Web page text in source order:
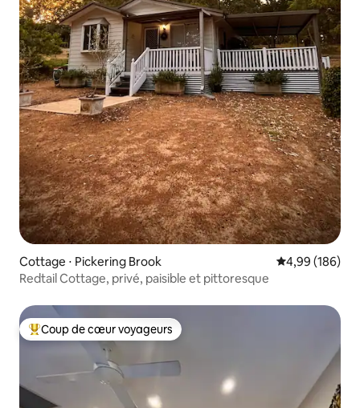
Cottage ⋅ Pickering Brook Évaluation
4,99 (186)
Redtail Cottage, privé, paisible et pittoresque
Coups de cœur voyageurs les plus appréciés
Coup de cœur voyageurs